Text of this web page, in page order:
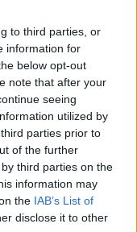
to third parties, or
information for
below opt-out
note that after your
seeing
utilized by
parties prior to
of the further
third parties on the
information may
the IAB’s List of
disclose it to other
&
ny
24–